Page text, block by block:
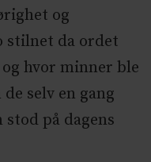
og
stilnet da ordet
hvor minner ble
selv en gang
på dagens